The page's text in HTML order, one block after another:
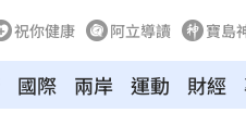
祝你健康 阿立導讀 寶島
國際 兩岸 運動 財經